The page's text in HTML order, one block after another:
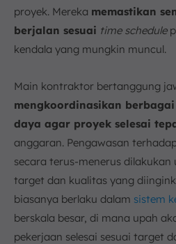
proyek. Mereka memastikan
berjalan sesuai time schedule
kendala yang mungkin muncul.
Main kontraktor bertanggung
mengkoordinasikan
daya agar proyek selesai
anggaran. Pengawasan
secara terus-menerus
target dan kualitas yang
biasanya berlaku dalam sistem
berskala besar, di mana upah
pekerjaan selesai sesuai target